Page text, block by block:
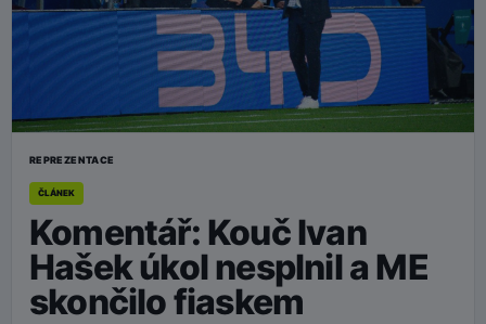
REPREZENTACE
ČLÁNEK
Komentář: Kouč Ivan
Hašek úkol nesplnil a ME
skončilo fiaskem